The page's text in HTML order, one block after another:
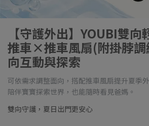
【守護外出】YOUBI雙
推車×推車風扇(附掛脖調
向互動與探索
可依需求調整面向，搭配推車風扇提升夏季
陪伴寶寶探索世界，也能隨時看見爸媽。
雙向守護，夏日出門更安心